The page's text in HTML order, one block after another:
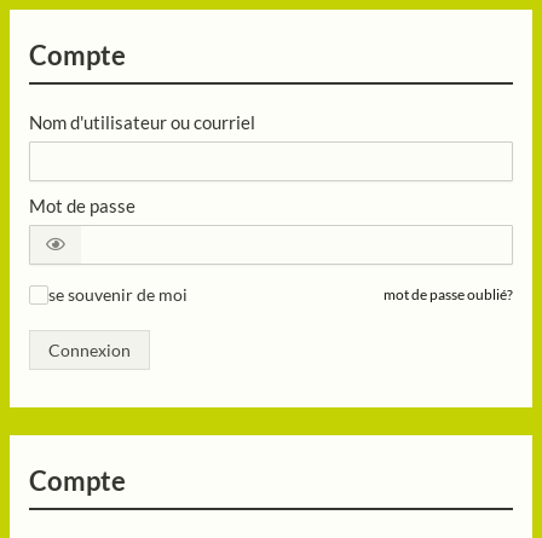
Compte
Nom d'utilisateur ou courriel
Mot de passe
se souvenir de moi mot de passe oublié?
Connexion
Compte